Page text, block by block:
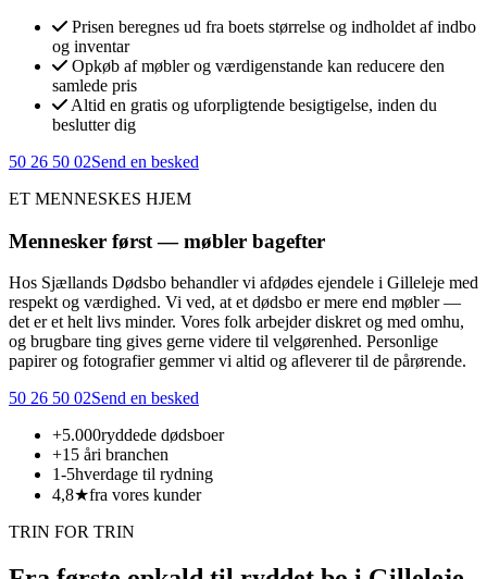
Prisen beregnes ud fra boets størrelse og indholdet af indbo
og inventar
Opkøb af møbler og værdigenstande kan reducere den
samlede pris
Altid en gratis og uforpligtende besigtigelse, inden du
beslutter dig
50 26 50 02Send en besked
ET MENNESKES HJEM
Mennesker først — møbler bagefter
Hos Sjællands Dødsbo behandler vi afdødes ejendele i Gilleleje med
respekt og værdighed. Vi ved, at et dødsbo er mere end møbler —
det er et helt livs minder. Vores folk arbejder diskret og med omhu,
og brugbare ting gives gerne videre til velgørenhed. Personlige
papirer og fotografier gemmer vi altid og afleverer til de pårørende.
50 26 50 02Send en besked
+5.000ryddede dødsboer
+15 åri branchen
1-5hverdage til rydning
4,8★fra vores kunder
TRIN FOR TRIN